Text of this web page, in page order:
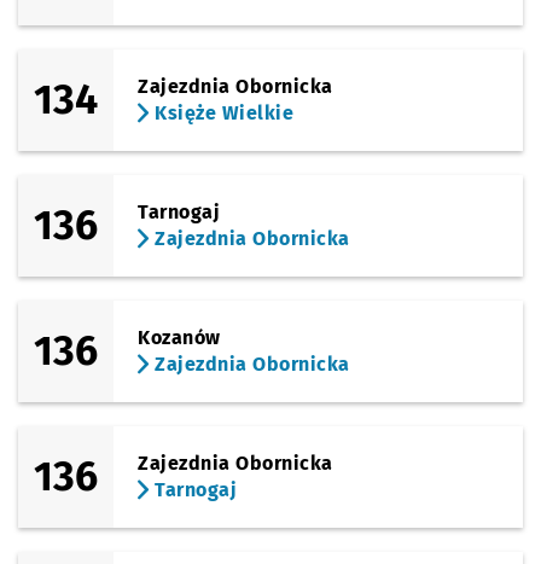
134
Zajezdnia Obornicka
Księże Wielkie
136
Tarnogaj
Zajezdnia Obornicka
136
Kozanów
Zajezdnia Obornicka
136
Zajezdnia Obornicka
Tarnogaj